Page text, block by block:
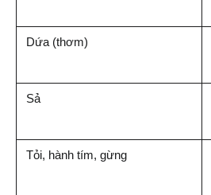
Dứa (thơm)
Sả
Tỏi, hành tím, gừng